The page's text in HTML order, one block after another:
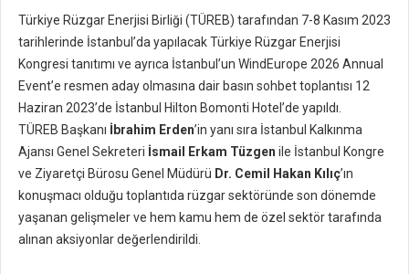
Türkiye Rüzgar Enerjisi Birliği (TÜREB) tarafından 7-8 Kasım 2023
tarihlerinde İstanbul’da yapılacak Türkiye Rüzgar Enerjisi
Kongresi tanıtımı ve ayrıca İstanbul’un WindEurope 2026 Annual
Event’e resmen aday olmasına dair basın sohbet toplantısı 12
Haziran 2023’de İstanbul Hilton Bomonti Hotel’de yapıldı.
TÜREB Başkanı İbrahim Erden’in yanı sıra İstanbul Kalkınma
Ajansı Genel Sekreteri İsmail Erkam Tüzgen ile İstanbul Kongre
ve Ziyaretçi Bürosu Genel Müdürü Dr. Cemil Hakan Kılıç’ın
konuşmacı olduğu toplantıda rüzgar sektöründe son dönemde
yaşanan gelişmeler ve hem kamu hem de özel sektör tarafında
alınan aksiyonlar değerlendirildi.